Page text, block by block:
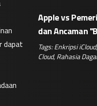
dapat
Apple vs
dan Ancaman
Tags:Enkripsi iCloud,
Cloud,Rahasia